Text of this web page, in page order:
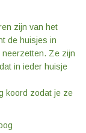
zijn van het
de huisjes in
neerzetten. Ze zijn
in ieder huisje
koord zodat je ze